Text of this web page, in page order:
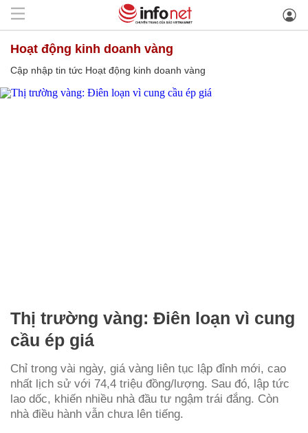
Hoạt động kinh doanh vàng
Cập nhập tin tức Hoạt động kinh doanh vàng
Thị trường vàng: Điên loạn vì cung
cầu ép giá
Chỉ trong vài ngày, giá vàng liên tục lập đỉnh mới, cao
nhất lịch sử với 74,4 triệu đồng/lượng. Sau đó, lập tức
lao dốc, khiến nhiều nhà đầu tư ngậm trái đắng. Còn
nhà điều hành vẫn chưa lên tiếng.